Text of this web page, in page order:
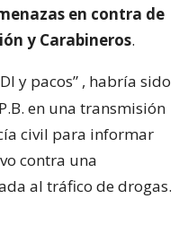
en contra de
y Carabineros.
y pacos” , habría sido
en una transmisión
civil para informar
contra una
al tráfico de drogas.